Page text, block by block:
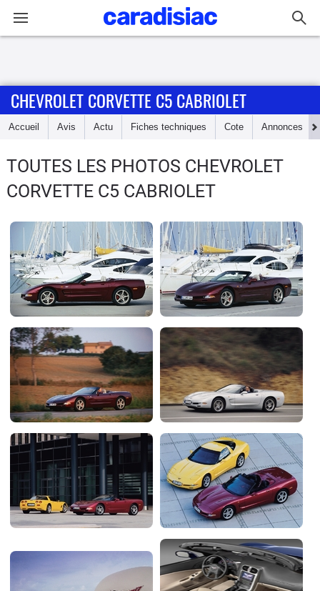
Accueil
Essais
d'achat
Electriques
Utilitaires
Flottes
Auto
Services
Forum
Moto
Marques
CHEVROLET CORVETTE C5 CABRIOLET
Accueil Avis Actu Fiches techniques Cote Annonces
TOUTES LES PHOTOS CHEVROLET
CORVETTE C5 CABRIOLET